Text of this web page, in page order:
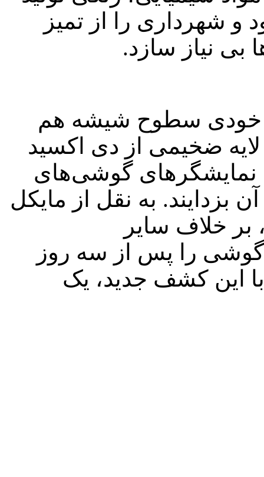
و شهرداری را از تمیز
بی نیاز سازد.
خودی سطوح شیشه هم
لایه ضخیمی از دی اکسید
نمایشگرهای گوشی‌های
بزدایند. به نقل از مایکل
خلاف سایر
را پس از سه روز
با این کشف جدید، یک